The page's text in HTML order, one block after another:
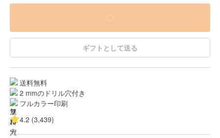
ギフトとして送る
送料無料
2 mmのドリル穴付き
フルカラー印刷
4.2 (3,439)